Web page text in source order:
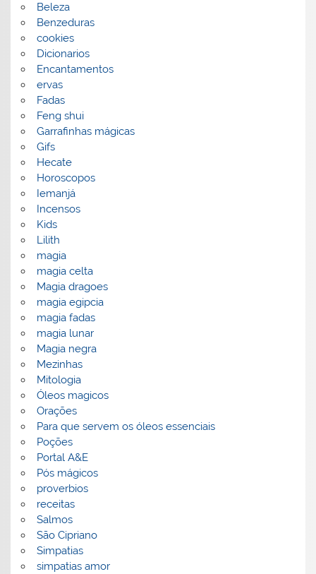
Beleza
Benzeduras
cookies
Dicionarios
Encantamentos
ervas
Fadas
Feng shui
Garrafinhas mágicas
Gifs
Hecate
Horoscopos
Iemanjá
Incensos
Kids
Lilith
magia
magia celta
Magia dragoes
magia egipcia
magia fadas
magia lunar
Magia negra
Mezinhas
Mitologia
Óleos magicos
Orações
Para que servem os óleos essenciais
Poções
Portal A&E
Pós mágicos
proverbios
receitas
Salmos
São Cipriano
Simpatias
simpatias amor